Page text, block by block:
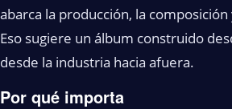
abarca la producción, la
Eso sugiere un álbum construido
desde la industria hacia afuera.
Por qué importa